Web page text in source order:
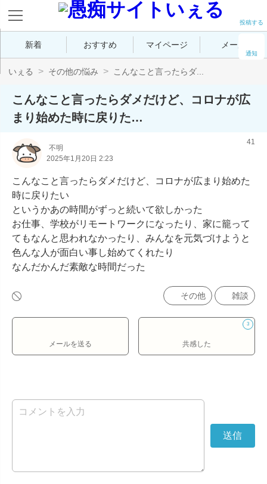
投稿する
通知
新着 おすすめ マイページ メール
いぇる その他の悩み こんなこと言ったらダ...
こんなこと言ったらダメだけど、コロナが広
まり始めた時に戻りた…
不明
2025年1月20日 2:23
41
こんなこと言ったらダメだけど、コロナが広まり始めた
時に戻りたい
というかあの時間がずっと続いて欲しかった
お仕事、学校がリモートワークになったり、家に籠って
てもなんと思われなかったり、みんなを元気づけようと
色んな人が面白い事し始めてくれたり
なんだかんだ素敵な時間だった
その他 雑談
メールを送る
3
共感した